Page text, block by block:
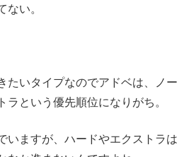
ない。
たいタイプなのでアドベは、ノー
という優先順位になりがち。
いますが、ハードやエクストラは